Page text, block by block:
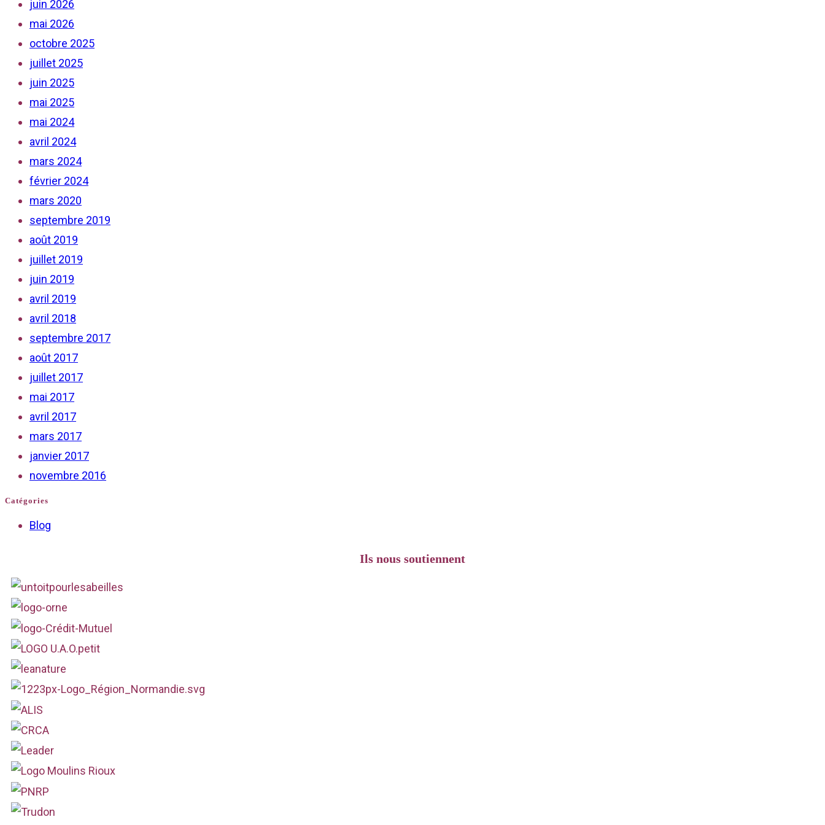
juin 2026
mai 2026
octobre 2025
juillet 2025
juin 2025
mai 2025
mai 2024
avril 2024
mars 2024
février 2024
mars 2020
septembre 2019
août 2019
juillet 2019
juin 2019
avril 2019
avril 2018
septembre 2017
août 2017
juillet 2017
mai 2017
avril 2017
mars 2017
janvier 2017
novembre 2016
Catégories
Blog
Ils nous soutiennent